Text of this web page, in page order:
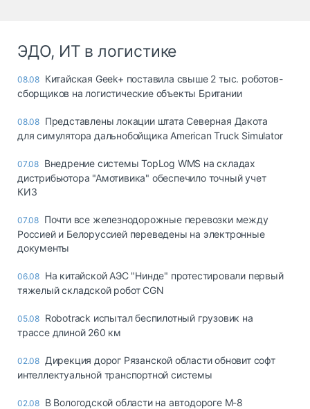
ЭДО, ИТ в логистике
08.08 Китайская Geek+ поставила свыше 2 тыс. роботов-
сборщиков на логистические объекты Британии
08.08 Представлены локации штата Северная Дакота
для симулятора дальнобойщика American Truck Simulator
07.08 Внедрение системы TopLog WMS на складах
дистрибьютора "Амотивика" обеспечило точный учет
КИЗ
07.08 Почти все железнодорожные перевозки между
Россией и Белоруссией переведены на электронные
документы
06.08 На китайской АЭС "Нинде" протестировали первый
тяжелый складской робот CGN
05.08 Robotrack испытал беспилотный грузовик на
трассе длиной 260 км
02.08 Дирекция дорог Рязанской области обновит софт
интеллектуальной транспортной системы
02.08 В Вологодской области на автодороге М-8